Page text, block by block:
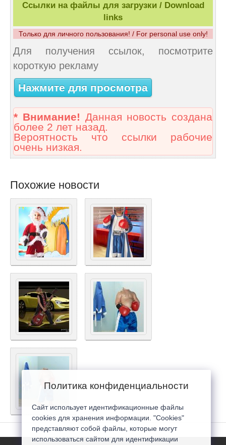
Ссылки на файлы для загрузки / Download
links
Только для личного пользования! / For personal use only!
Для получения ссылок, посмотрите
короткую рекламу
Нажмите для просмотра
* Внимание! Данная новость создана
более 2 лет назад.
Вероятность что ссылки рабочие
очень низкая.
Похожие новости
Политика конфиденциальности
Сайт использует идентификационные файлы
cookies для хранения информации. "Cookies"
представляют собой файлы, которые могут
использоваться сайтом для идентификации